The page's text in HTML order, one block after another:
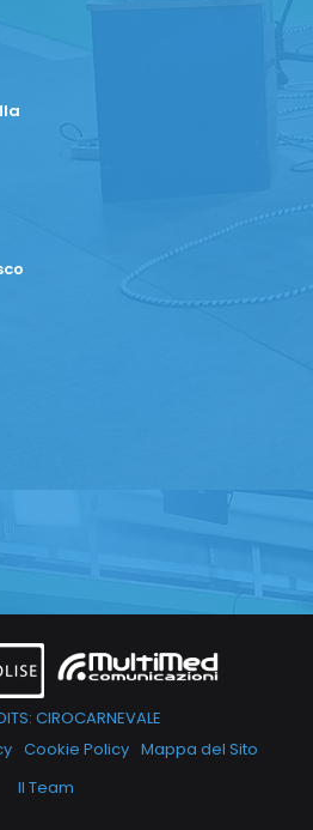
CIROCARNEVALE
Cookie Policy Mappa del Sito
Il Team